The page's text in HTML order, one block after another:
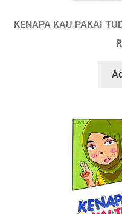
KENAPA KAU PAKAI